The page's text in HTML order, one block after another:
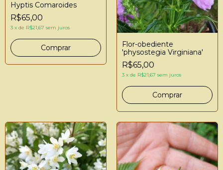
Hyptis Comaroides
R$65,00
3 x de R$21,67 sem juros
Flor-obediente
'physostegia Virginiana'
R$65,00
3 x de R$21,67 sem juros